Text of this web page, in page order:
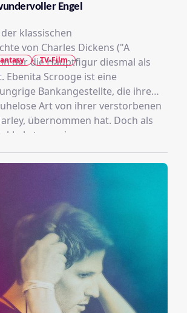
Engel
klassischen
von Charles Dickens ("A
der die Hauptfigur diesmal als
Bankangestellte, die ihre
Art von ihrer verstorbenen
übernommen hat. Doch als
um sie am
ändert sich Ebenitas
Die Geister der Vergangenheit,
der Zukunft statten ihr einen
dem schrecklichen Schicksal auf,
sie sich nicht ändert. Ebenita
zu Herzen und verwandelt
mitfühlende Ebenita. Gerade
wahren Weihnachtsgedanken zu
TV-Film